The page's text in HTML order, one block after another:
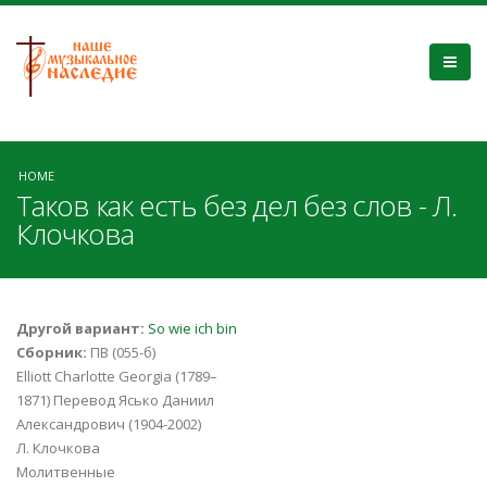
HOME
Таков как есть без дел без слов - Л.
Клочкова
Другой вариант: So wie ich bin
Сборник: ПВ (055-б)
Elliott Charlotte Georgia (1789–
1871) Перевод Ясько Даниил
Александрович (1904-2002)
Л. Клочкова
Молитвенные